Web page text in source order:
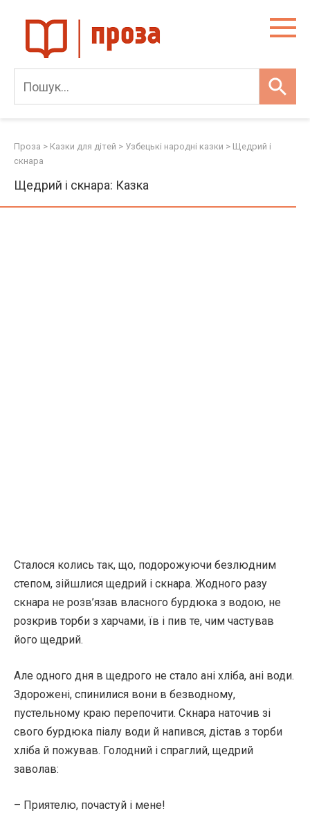
content
Проза > Казки для дітей > Узбецькі народні казки > Щедрий і
скнара
Щедрий і скнара: Казка
Сталося колись так, що, подорожуючи безлюдним
степом, зійшлися щедрий і скнара. Жодного разу
скнара не розв’язав власного бурдюка з водою, не
розкрив торби з харчами, їв і пив те, чим частував
його щедрий.
Але одного дня в щедрого не стало ані хліба, ані води.
Здорожені, спинилися вони в безводному,
пустельному краю перепочити. Скнара наточив зі
свого бурдюка піалу води й напився, дістав з торби
хліба й пожував. Голодний і спраглий, щедрий
заволав:
– Приятелю, почастуй і мене!